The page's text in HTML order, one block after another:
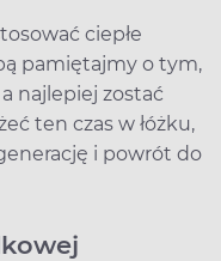
ciepłe
pamiętajmy o tym,
najlepiej zostać
ten czas w łóżku,
i powrót do